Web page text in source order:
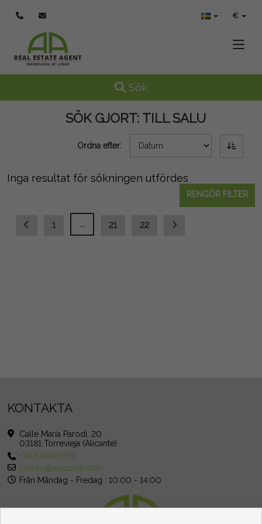
€
Toggle navigation
Sök
SÖK GJORT:TILL SALU
Ordna efter:
Inga resultat för sökningen utfördes
RENGÖR FILTER
1 ... 21 22
KONTAKTA
Calle María Parodi, 20
03181 Torrevieja (Alicante)
+34 619243659
correo@apiaznar.com
Från Måndag - Fredag : 10:00 - 14:00